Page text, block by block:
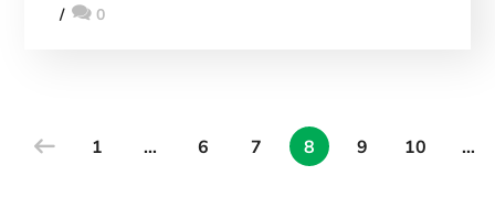
0
1 … 6 7 8 9 10 …